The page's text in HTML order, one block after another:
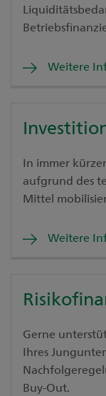
Weitere
In immer
aufgrund des
Mittel
Weitere
Gerne
Ihres
Buy-Out.